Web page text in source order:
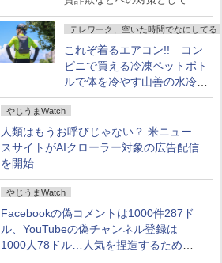
テレワーク、空いた時間でなにしてる？
これぞ着るエアコン!! コン
ビニで買える冷凍ペットボト
ルで体を冷やす山善の水冷ベ
ストがロードバイクにちょう
どいい【ぼっち・ざ・ろー
ど！その14】
やじうまWatch
人類はもうお呼びじゃない？ 米ニュー
スサイトがAIクローラー対象の広告配信
を開始
やじうまWatch
Facebookの偽コメントは1000件287ド
ル、YouTubeの偽チャンネル登録は
1000人78ドル…人気を捏造するための